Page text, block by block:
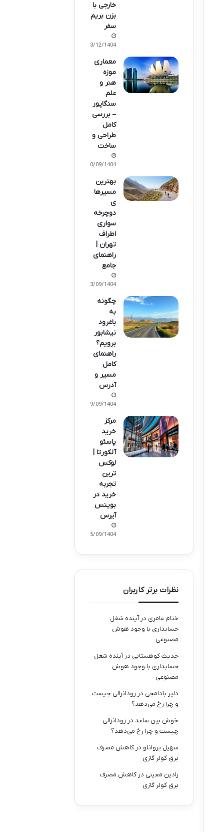
خارجی با
بزن بریم
سفر
03/12/1404
معماری
موزه
هنر و
علم
سنگاپور
– بررسی
کامل
طراحی و
ساخت
30/09/1404
بهترین
مسیرها
ی
دوچرخه‌
سواری
اطراف
تهران |
راهنمای
جامع
23/09/1404
چگونه
به
باغرود
نیشابور
برویم؟
راهنمای
کامل
مسیر و
آدرس
19/09/1404
مرکز
خرید
پاسئو
آلکورتا |
لوکس
ترین
تجربه
خرید در
بوینس
آیرس
15/09/1404
نظرات برتر کاربران
ختام عامری درآینده شغل
حسابداری با وجود هوش
مصنوعی
حدیث کوهستانی درآینده شغل
حسابداری با وجود هوش
مصنوعی
دلیر بادامچی در زودانزالی چیست
و چرا رخ می‌دهد؟
خوش بین ساعددر زودانزالی
چیست و چرا رخ می‌دهد؟
سهیل پروانلو در کاهش مصرف
برق کولر گازی
رادین معینی در کاهش مصرف
برق کولر گازی